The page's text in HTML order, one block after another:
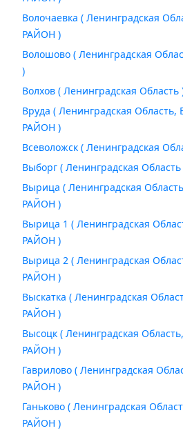
Волочаевка ( Ленинградская
РАЙОН )
Волошово ( Ленинградская
)
Волхов ( Ленинградская Область
Вруда ( Ленинградская
РАЙОН )
Всеволожск ( Ленинградская
Выборг ( Ленинградская Область
Вырица ( Ленинградская
РАЙОН )
Вырица 1 ( Ленинградская
РАЙОН )
Вырица 2 ( Ленинградская
РАЙОН )
Выскатка ( Ленинградская
РАЙОН )
Высоцк ( Ленинградская
РАЙОН )
Гаврилово ( Ленинградская
РАЙОН )
Ганьково ( Ленинградская
РАЙОН )